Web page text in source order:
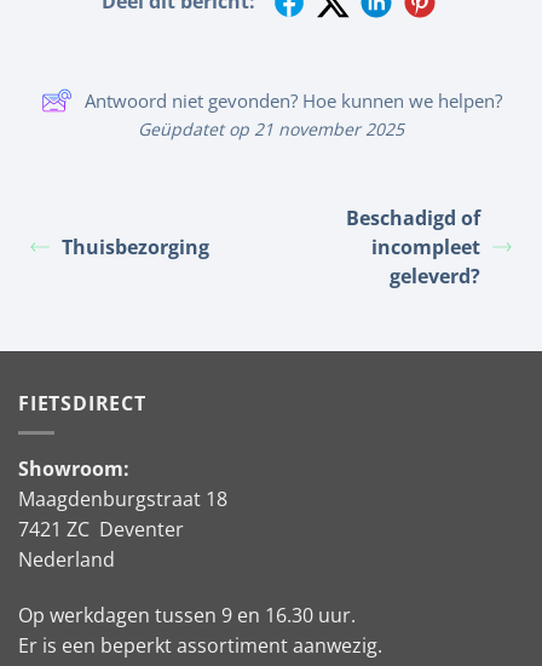
Antwoord niet gevonden? Hoe kunnen we helpen?
Geüpdatet op 21 november 2025
Thuisbezorging
Beschadigd of
incompleet
geleverd?
FIETSDIRECT
Showroom:
Maagdenburgstraat 18
7421 ZC Deventer
Nederland
Op werkdagen tussen 9 en 16.30 uur.
Er is een beperkt assortiment aanwezig.